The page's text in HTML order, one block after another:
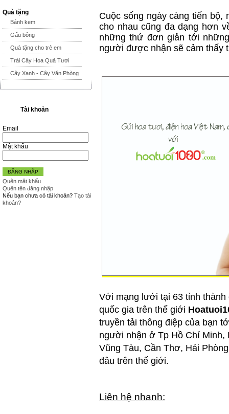
Quà tặng
Bánh kem
Gấu bông
Quà tặng cho trẻ em
Trái Cây Hoa Quả Tươi
Cây Xanh - Cây Văn Phòng
Tài khoản
Email
Mật khẩu
ĐĂNG NHẬP
Quên mật khẩu
Quên tên đăng nhập
Nếu bạn chưa có tài khoản? Tạo tài
khoản?
Cuộc sống ngày càng tiến bộ,
cho nhau cũng đa dạng hơn
những thứ đơn giản tới
người được nhận sẽ cảm thấy
Với mạng lưới tại 63 tỉnh
quốc gia trên thế giới
truyền tải thông điệp của bạn
người nhận ở Tp Hồ Chí
Vũng Tàu, Cần Thơ, Hải
đâu trên thế giới.
Liên hệ nhanh: